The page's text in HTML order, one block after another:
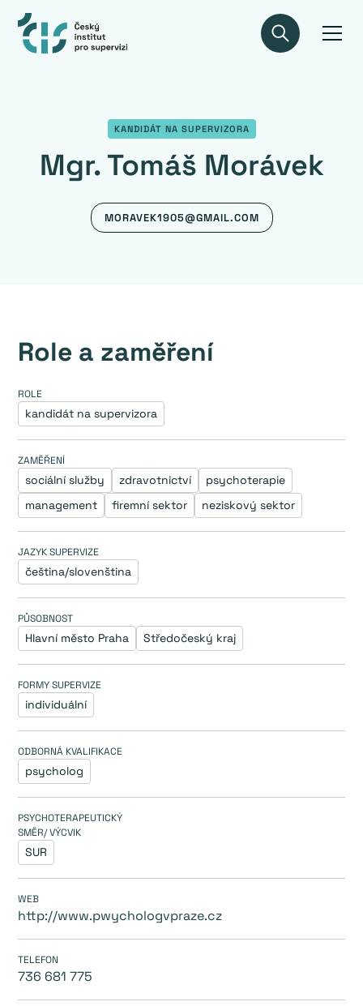
KANDIDÁT NA SUPERVIZORA
Mgr. Tomáš Morávek
MORAVEK1905@GMAIL.COM
Role a zaměření
ROLE
kandidát na supervizora
ZAMĚŘENÍ
sociální služby zdravotnictví
psychoterapie
management
firemní sektor neziskový sektor
JAZYK SUPERVIZE
čeština/slovenština
PŮSOBNOST
Hlavní město Praha Středočeský kraj
FORMY SUPERVIZE
individuální
ODBORNÁ KVALIFIKACE
psycholog
PSYCHOTERAPEUTICKÝ
SMĚR/ VÝCVIK
SUR
WEB
http://www.pwychologvpraze.cz
TELEFON
736 681 775